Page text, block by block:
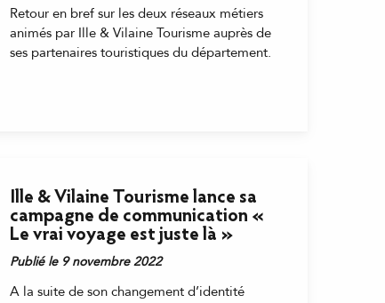
Retour en bref sur les deux réseaux métiers
animés par Ille & Vilaine Tourisme auprès de
ses partenaires touristiques du département.
Ille & Vilaine Tourisme lance sa
campagne de communication «
Le vrai voyage est juste là »
Publié le 9 novembre 2022
A la suite de son changement d’identité